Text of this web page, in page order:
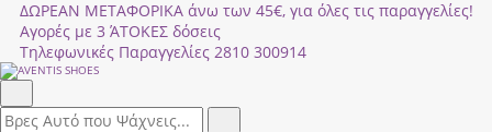
ΔΩΡΕΑΝ ΜΕΤΑΦΟΡΙΚΑ άνω των 45€, για όλες τις παραγγελίες!
Αγορές με 3 ΆΤΟΚΕΣ δόσεις
Τηλεφωνικές Παραγγελίες 2810 300914
field.search